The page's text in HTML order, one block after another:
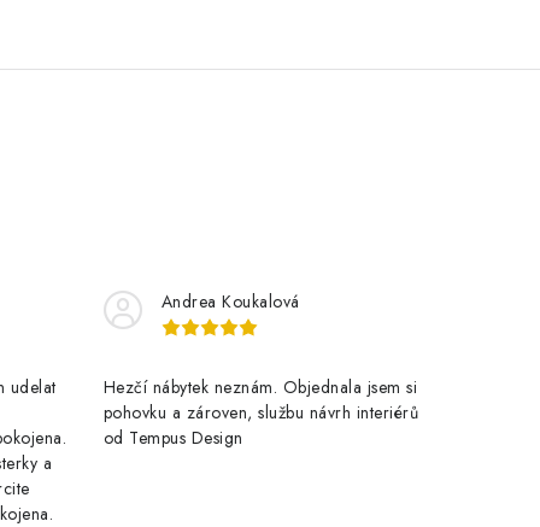
udelat
a
Andrea Koukalová
Hezčí nábytek neznám. Objednala jsem si
pohovku a zároven, službu návrh interiérů
od Tempus Design